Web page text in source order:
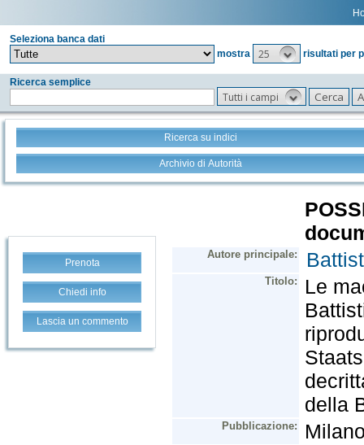
Seleziona banca dati
mostra
25 risultati per
Ricerca semplice
Tutti i campi
Ricerca su indici
Archivio di Autorità
Prenota
Chiedi info
Lascia un commento